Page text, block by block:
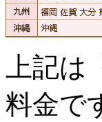
上記
料金で